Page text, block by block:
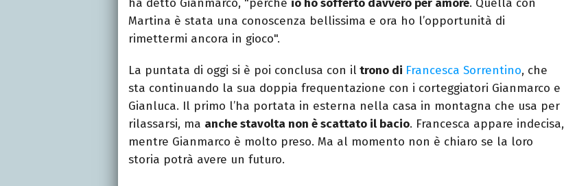
ha detto Gianmarco, "perché io ho sofferto davvero per amore. Quella con
Martina è stata una conoscenza bellissima e ora ho l’opportunità di
rimettermi ancora in gioco".
La puntata di oggi si è poi conclusa con il trono di Francesca Sorrentino, che
sta continuando la sua doppia frequentazione con i corteggiatori Gianmarco e
Gianluca. Il primo l’ha portata in esterna nella casa in montagna che usa per
rilassarsi, ma anche stavolta non è scattato il bacio. Francesca appare indecisa,
mentre Gianmarco è molto preso. Ma al momento non è chiaro se la loro
storia potrà avere un futuro.